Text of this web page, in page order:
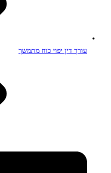
עורך דין יפוי כוח מתמשך